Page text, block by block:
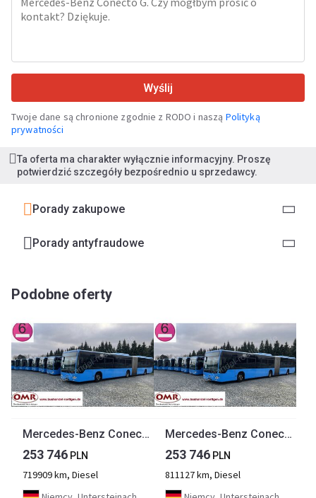
Wyślij
Twoje dane są chronione zgodnie z RODO i naszą Polityką
prywatności
Ta oferta ma charakter wyłącznie informacyjny. Proszę
potwierdzić szczegóły bezpośrednio u sprzedawcy.
Porady zakupowe
Porady antyfraudowe
Podobne oferty
Mercedes-Benz Conecto G
253 746 PLN
719909 km, Diesel
Mercedes-Benz Conecto G
253 746 PLN
811127 km, Diesel